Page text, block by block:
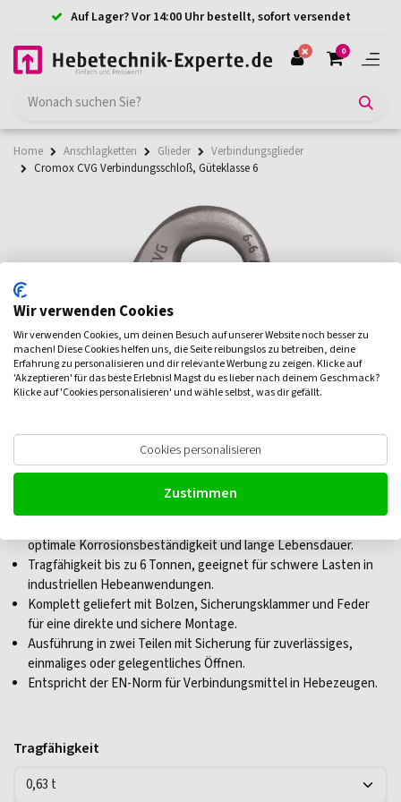
Auf Lager? Vor 14:00 Uhr bestellt, sofort versendet
0
Home Anschlagketten Glieder
Verbindungsglieder
Cromox CVG Verbindungsschloß, Güteklasse 6
Cromox CVG Verbindungsschloß,
Güteklasse 6
optimale Korrosionsbeständigkeit und lange Lebensdauer.
Tragfähigkeit bis zu 6 Tonnen, geeignet für schwere Lasten in
industriellen Hebeanwendungen.
Komplett geliefert mit Bolzen, Sicherungsklammer und Feder
für eine direkte und sichere Montage.
Ausführung in zwei Teilen mit Sicherung für zuverlässiges,
einmaliges oder gelegentliches Öffnen.
Entspricht der EN-Norm für Verbindungsmittel in Hebezeugen.
Tragfähigkeit
Wir verwenden Cookies
Wir verwenden Cookies, um deinen Besuch auf unserer Website noch besser zu
machen! Diese Cookies helfen uns, die Seite reibungslos zu betreiben, deine
Erfahrung zu personalisieren und dir relevante Werbung zu zeigen. Klicke auf
'Akzeptieren' für das beste Erlebnis! Magst du es lieber nach deinem Geschmack?
Klicke auf 'Cookies personalisieren' und wähle selbst, was dir gefällt.
Cookies personalisieren
Zustimmen